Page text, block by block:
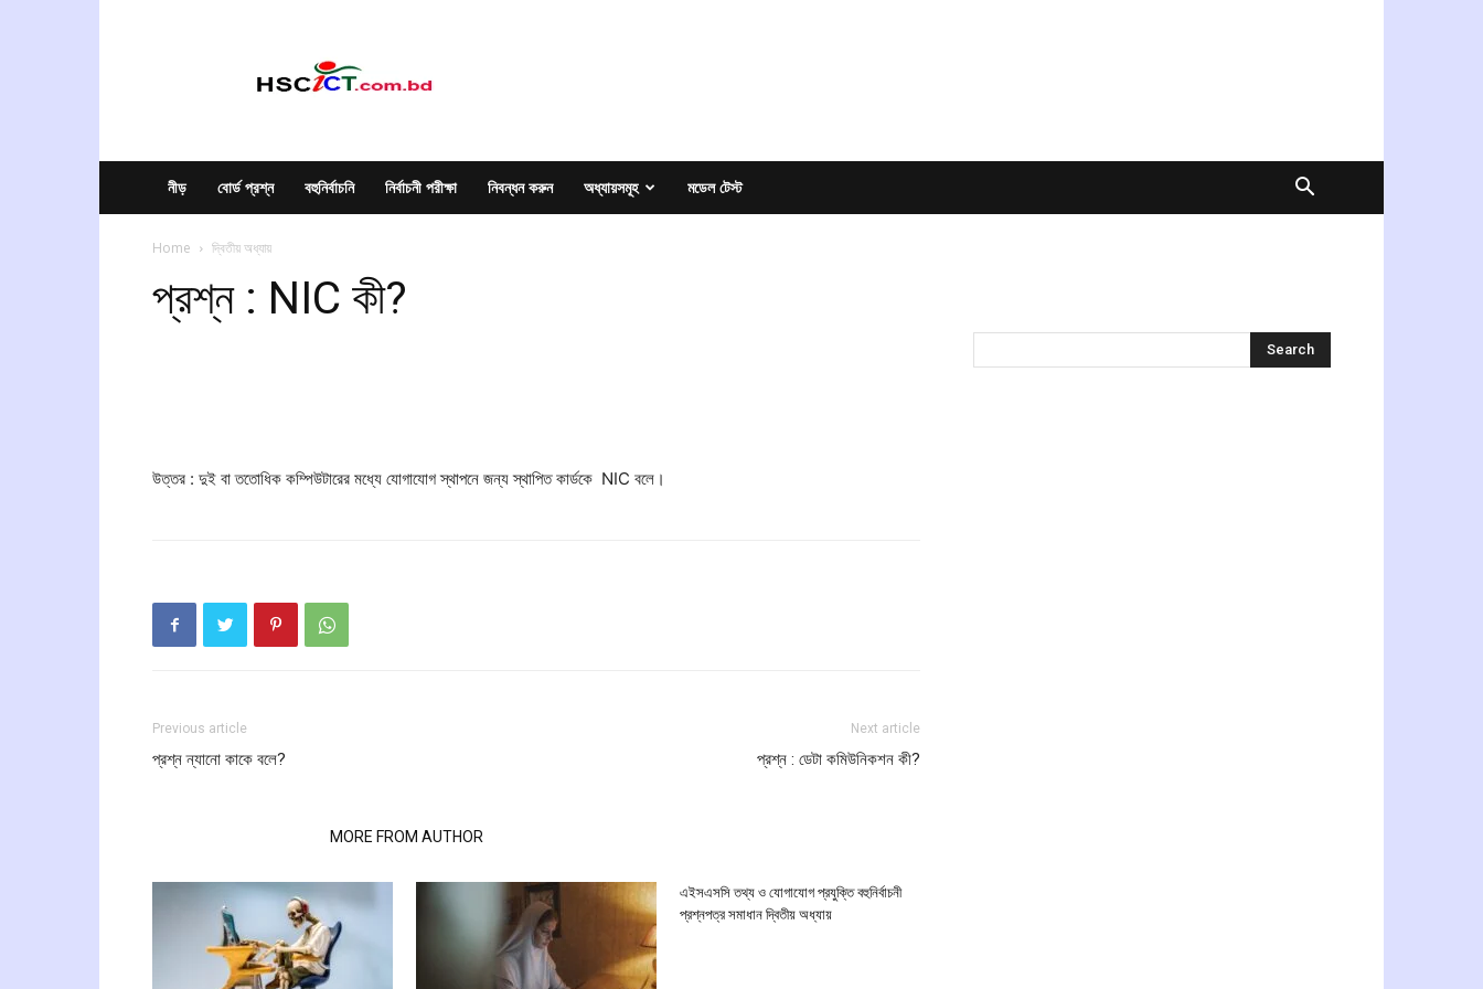
নীড় বোর্ড প্রশ্ন বহুনির্বাচনি নির্বাচনী পরীক্ষা নিবন্ধন করুন অধ্যায়সমূহ মডেল টেস্ট
Home দ্বিতীয় অধ্যায়
প্রশ্ন : NIC কী?
উত্তর : দুই বা ততোধিক কম্পিউটারের মধ্যে যোগাযোগ স্থাপনে জন্য স্থাপিত কার্ডকে NIC বলে।
Previous article
প্রশ্ন ন্যানো কাকে বলে?
Next article
প্রশ্ন : ডেটা কমিউনিকশন কী?
MORE FROM AUTHOR
এইসএসসি তথ্য ও যোগাযোগ প্রযুক্তি বহুনির্বাচনী
প্রশ্নপত্র সমাধান দ্বিতীয় অধ্যায়